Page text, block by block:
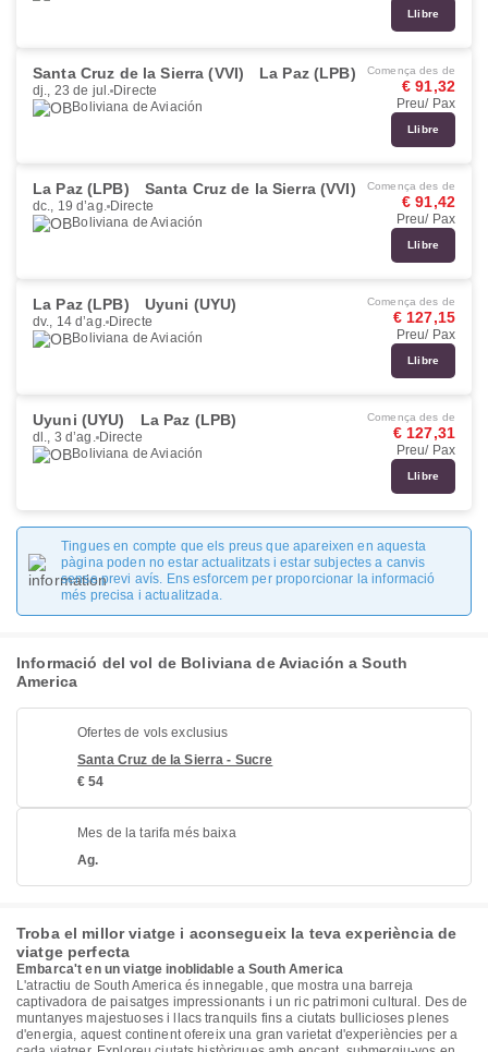
Llibre
Santa Cruz de la Sierra (VVI) La Paz (LPB)
dj., 23 de jul. Directe
Boliviana de Aviación
Comença des de
€ 91,32
Preu/ Pax
Llibre
La Paz (LPB) Santa Cruz de la Sierra (VVI)
dc., 19 d’ag. Directe
Boliviana de Aviación
Comença des de
€ 91,42
Preu/ Pax
Llibre
La Paz (LPB) Uyuni (UYU)
dv., 14 d’ag. Directe
Boliviana de Aviación
Comença des de
€ 127,15
Preu/ Pax
Llibre
Uyuni (UYU) La Paz (LPB)
dl., 3 d’ag. Directe
Boliviana de Aviación
Comença des de
€ 127,31
Preu/ Pax
Llibre
Tingues en compte que els preus que apareixen en aquesta
pàgina poden no estar actualitzats i estar subjectes a canvis
sense previ avís. Ens esforcem per proporcionar la informació
més precisa i actualitzada.
Informació del vol de Boliviana de Aviación a South
America
Ofertes de vols exclusius
Santa Cruz de la Sierra - Sucre
€ 54
Mes de la tarifa més baixa
Ag.
Troba el millor viatge i aconsegueix la teva experiència de
viatge perfecta
Embarca't en un viatge inoblidable a South America
L'atractiu de South America és innegable, que mostra una barreja
captivadora de paisatges impressionants i un ric patrimoni cultural. Des de
muntanyes majestuoses i llacs tranquils fins a ciutats bullicioses plenes
d'energia, aquest continent ofereix una gran varietat d'experiències per a